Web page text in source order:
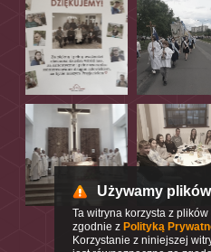
Używamy
Ta witryna korzysta z
zgodnie z Polityką
Korzystanie z niniejszej